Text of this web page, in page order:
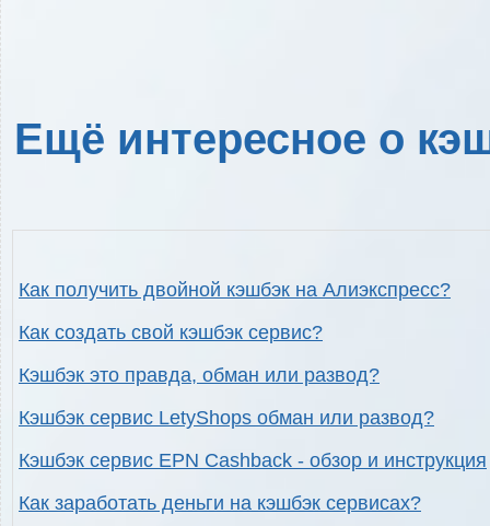
Ещё интересное о
Как получить двойной кэшбэк на Алиэкспресс?
Как создать свой кэшбэк сервис?
Кэшбэк это правда, обман или развод?
Кэшбэк сервис LetyShops обман или развод?
Кэшбэк сервис EPN Cashback - обзор и инструкция
Как заработать деньги на кэшбэк сервисах?